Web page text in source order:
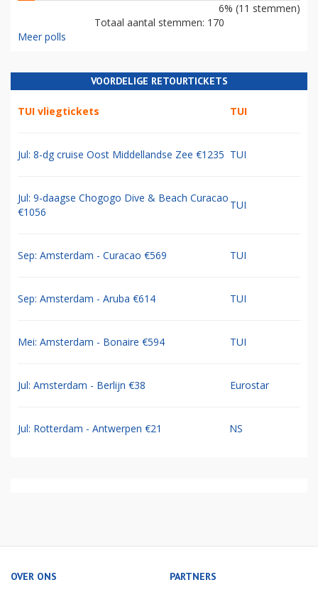
6% (11 stemmen)
Totaal aantal stemmen: 170
Meer polls
VOORDELIGE RETOURTICKETS
TUI vliegtickets TUI
Jul: 8-dg cruise Oost Middellandse Zee €1235 TUI
Jul: 9-daagse Chogogo Dive & Beach Curacao
€1056
TUI
Sep: Amsterdam - Curacao €569 TUI
Sep: Amsterdam - Aruba €614 TUI
Mei: Amsterdam - Bonaire €594 TUI
Jul: Amsterdam - Berlijn €38 Eurostar
Jul: Rotterdam - Antwerpen €21 NS
OVER ONS PARTNERS